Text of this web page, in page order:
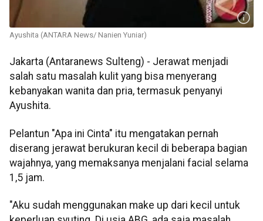
Ayushita (ANTARA News/ Nanien Yuniar)
Jakarta (Antaranews Sulteng) - Jerawat menjadi
salah satu masalah kulit yang bisa menyerang
kebanyakan wanita dan pria, termasuk penyanyi
Ayushita.
Pelantun "Apa ini Cinta" itu mengatakan pernah
diserang jerawat berukuran kecil di beberapa bagian
wajahnya, yang memaksanya menjalani facial selama
1,5 jam.
"Aku sudah menggunakan make up dari kecil untuk